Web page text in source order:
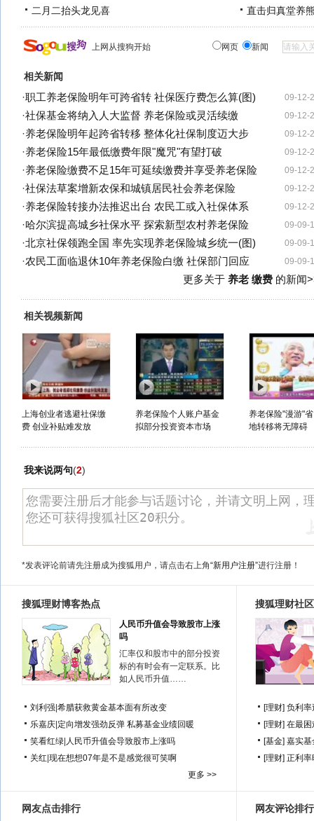
二月二抬头龙见喜 直击归真堂养
上网从搜狗开始 网页 新闻
相关新闻
09-12-
·职工养老保险明年可跨省转 社保医疗费怎么算(图)
09-12-
·社保基金将纳入人大监督 养老保险或灵活续缴
09-12-
·养老保险明年起跨省转移 整体化社保制度迈大步
09-12-
·养老保险15年最低缴费年限"魔咒"有望打破
09-12-
·养老保险缴费不足15年可延续缴费并享受养老保险
09-12-
·社保法草案增新农保和城镇居民社会养老保险
09-12-
·养老保险转接办法推迟出台 农民工或入社保体系
09-09-
·哈尔滨提高城乡社保水平 探索新型农村养老保险
09-09-
·北京社保领跑全国 率先实现养老保险城乡统一(图)
09-09-
·农民工面临退休10年养老保险白缴 社保部门回应
更多关于 养老 缴费的新闻
相关视频新闻
上海创业者逃避社保缴
费 创业补贴难发放
养老保险个人账户基金
拟部分投资资本市场
养老保险"漫游"
地转移将无障碍
我来说两句(2)
*发表评论前请先注册成为搜狐用户，请点击右上角“新用户注册”进行注册！
搜狐理财博客热点
人民币升值会导致股市上涨
吗
汇率仅和股市中的部分投资
标的有时会有一定联系。比
如人民币升值……
刘利强 希腊获救黄金基本面有所改变
乐嘉庆 定向增发强劲反弹 私募基金业绩回暖
笑看红绿 人民币升值会导致股市上涨吗
关红 现在想想07年是不是感觉很可笑啊
更多 >>
搜狐理财社
[理财] 负利率
[理财] 在最困
[基金] 嘉实基
[理财] 正利率
网友点击排行 网友评论排行